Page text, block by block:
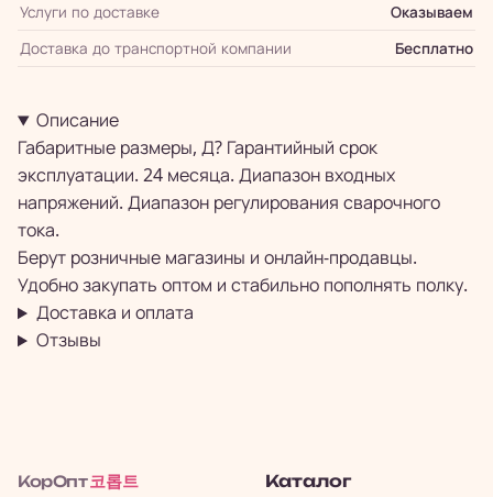
Услуги по доставке
Оказываем
Доставка до транспортной компании
Бесплатно
Описание
Габаритные размеры, Д? Гарантийный срок
эксплуатации. 24 месяца. Диапазон входных
напряжений. Диапазон регулирования сварочного
тока.
Берут розничные магазины и онлайн-продавцы.
Удобно закупать оптом и стабильно пополнять полку.
Доставка и оплата
Отзывы
КорОпт 코롭트 Каталог